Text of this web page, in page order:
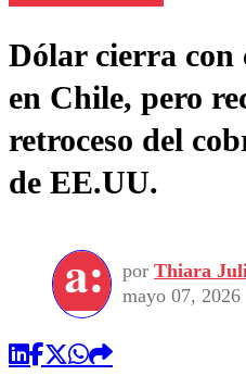
Dólar cierra con
en Chile, pero
retroceso del
de EE.UU.
por Thiara
mayo 07, 2026